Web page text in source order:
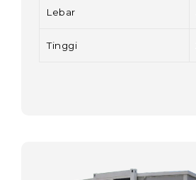
Lebar
Tinggi